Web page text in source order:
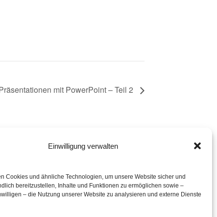
Einwilligung verwalten
Cookies und ähnliche Technologien, um unsere Website sicher und
bereitzustellen, Inhalte und Funktionen zu ermöglichen sowie –
– die Nutzung unserer Website zu analysieren und externe Dienste
mit PowerPoint – Teil 2
mit